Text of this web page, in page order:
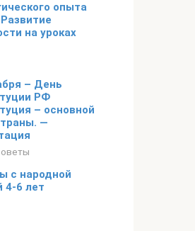
опыта
на уроках
– День
РФ
– основной
—
с народной
4-6 лет